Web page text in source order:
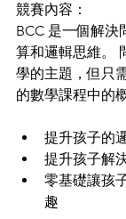
競賽內容：
BCC 是一個解決
算和邏輯思維。
學的主題，但只
的數學課程中的
提升孩子的
提升孩子解
零基礎讓孩
趣